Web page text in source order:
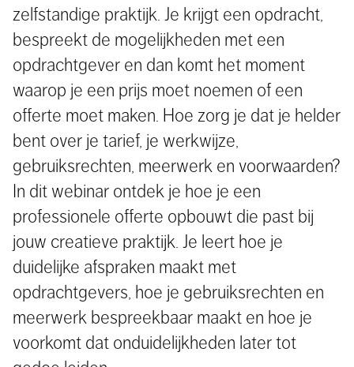
zelfstandige praktijk. Je krijgt een opdracht,
bespreekt de mogelijkheden met een
opdrachtgever en dan komt het moment
waarop je een prijs moet noemen of een
offerte moet maken. Hoe zorg je dat je helder
bent over je tarief, je werkwijze,
gebruiksrechten, meerwerk en voorwaarden?
In dit webinar ontdek je hoe je een
professionele offerte opbouwt die past bij
jouw creatieve praktijk. Je leert hoe je
duidelijke afspraken maakt met
opdrachtgevers, hoe je gebruiksrechten en
meerwerk bespreekbaar maakt en hoe je
voorkomt dat onduidelijkheden later tot